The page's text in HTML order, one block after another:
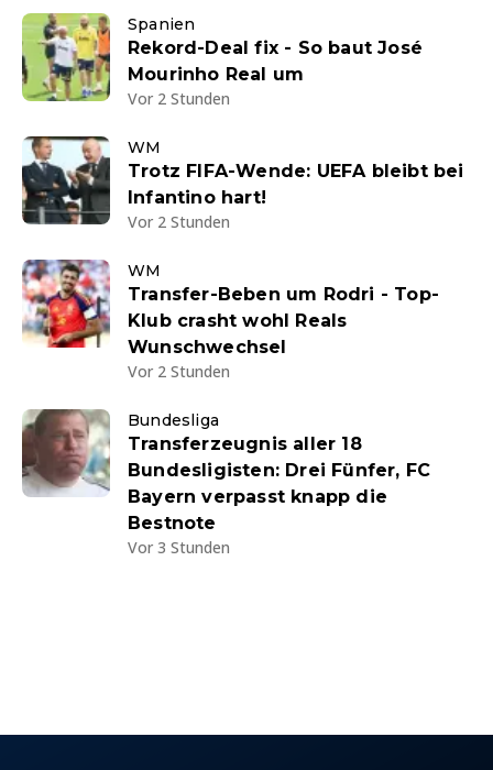
Spanien
Rekord-Deal fix - So baut José
Mourinho Real um
Vor 2 Stunden
WM
Trotz FIFA-Wende: UEFA bleibt bei
Infantino hart!
Vor 2 Stunden
WM
Transfer-Beben um Rodri - Top-
Klub crasht wohl Reals
Wunschwechsel
Vor 2 Stunden
Bundesliga
Transferzeugnis aller 18
Bundesligisten: Drei Fünfer, FC
Bayern verpasst knapp die
Bestnote
Vor 3 Stunden